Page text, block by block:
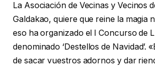
La Asociación de Vecinas y Vecinos
Galdakao, quiere que reine la magia
eso ha organizado el I Concurso de
denominado ‘Destellos de Navidad’.
de sacar vuestros adornos y dar